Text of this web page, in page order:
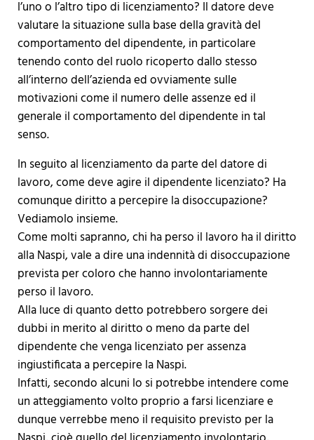
l’uno o l’altro tipo di licenziamento? Il datore deve
valutare la situazione sulla base della gravità del
comportamento del dipendente, in particolare
tenendo conto del ruolo ricoperto dallo stesso
all’interno dell’azienda ed ovviamente sulle
motivazioni come il numero delle assenze ed il
generale il comportamento del dipendente in tal
senso.
In seguito al licenziamento da parte del datore di
lavoro, come deve agire il dipendente licenziato? Ha
comunque diritto a percepire la disoccupazione?
Vediamolo insieme.
Come molti sapranno, chi ha perso il lavoro ha il diritto
alla Naspi, vale a dire una indennità di disoccupazione
prevista per coloro che hanno involontariamente
perso il lavoro.
Alla luce di quanto detto potrebbero sorgere dei
dubbi in merito al diritto o meno da parte del
dipendente che venga licenziato per assenza
ingiustificata a percepire la Naspi.
Infatti, secondo alcuni lo si potrebbe intendere come
un atteggiamento volto proprio a farsi licenziare e
dunque verrebbe meno il requisito previsto per la